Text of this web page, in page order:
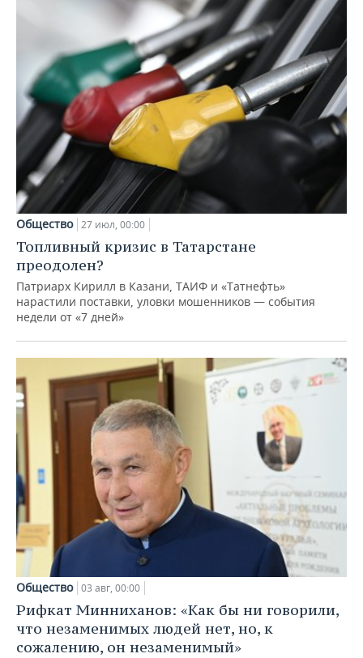
Общество 27 июл, 00:00
Топливный кризис в Татарстане
преодолен?
Патриарх Кирилл в Казани, ТАИФ и «Татнефть»
нарастили поставки, уловки мошенников — события
недели от «7 дней»
Общество 03 авг, 00:00
Рифкат Минниханов: «Как бы ни говорили,
что незаменимых людей нет, но, к
сожалению, он незаменимый»